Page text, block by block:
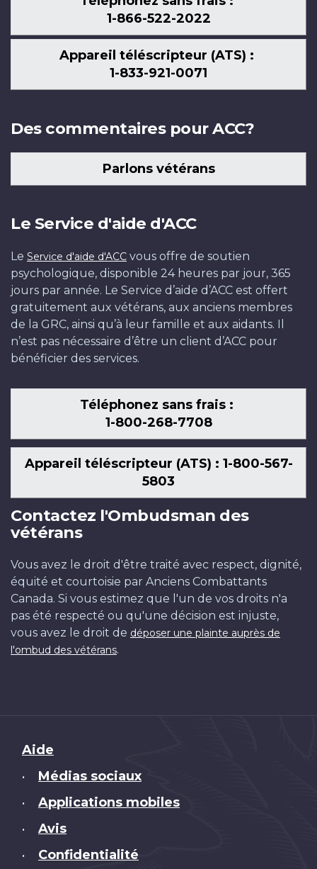
1-866-522-2022
Appareil téléscripteur (ATS) :
1-833-921-0071
Des commentaires pour ACC?
Parlons vétérans
Le Service d'aide d'ACC
Le Service d'aide d'ACC vous offre de soutien
psychologique, disponible 24 heures par jour, 365
jours par année. Le Service d’aide d’ACC est offert
gratuitement aux vétérans, aux anciens membres
de la GRC, ainsi qu’à leur famille et aux aidants. Il
n’est pas nécessaire d’être un client d’ACC pour
bénéficier des services.
Téléphonez sans frais :
1-800-268-7708
Appareil téléscripteur (ATS) : 1-800-567-
5803
Contactez l'Ombudsman des
vétérans
Vous avez le droit d'être traité avec respect, dignité,
équité et courtoisie par Anciens Combattants
Canada. Si vous estimez que l'un de vos droits n'a
pas été respecté ou qu'une décision est injuste,
vous avez le droit de déposer une plainte auprès de
l'ombud des vétérans.
Brand
Aide
• Médias sociaux
• Applications mobiles
• Avis
• Confidentialité